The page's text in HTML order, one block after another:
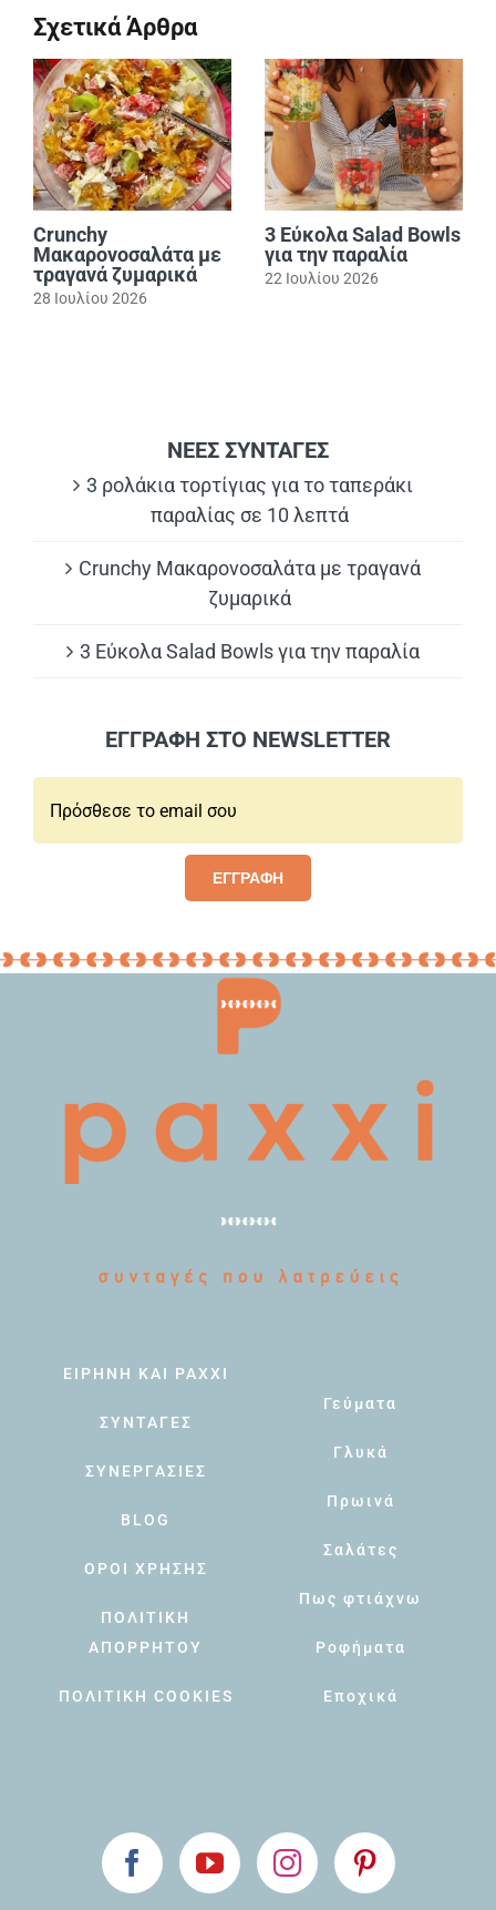
Σχετικά Άρθρα
Crunchy
Μακαρονοσαλάτα με
τραγανά ζυμαρικά
28 Ιουλίου 2026
3 Εύκολα Salad Bowls
για την παραλία
22 Ιουλίου 2026
ΝΕΕΣ ΣΥΝΤΑΓΕΣ
3 ρολάκια τορτίγιας για το ταπεράκι
παραλίας σε 10 λεπτά
Crunchy Μακαρονοσαλάτα με τραγανά
ζυμαρικά
3 Εύκολα Salad Bowls για την παραλία
ΕΓΓΡΑΦΗ ΣΤΟ NEWSLETTER
ΕΓΓΡΑΦΗ
ΕΙΡΗΝΗ ΚΑΙ PAXXI
ΣΥΝΤΑΓΕΣ
ΣΥΝΕΡΓΑΣΙΕΣ
BLOG
ΟΡΟΙ ΧΡΗΣΗΣ
ΠΟΛΙΤΙΚΗ
ΑΠΟΡΡΗΤΟΥ
ΠΟΛΙΤΙΚΗ COOKIES
Γεύματα
Γλυκά
Πρωινά
Σαλάτες
Πως φτιάχνω
Ροφήματα
Εποχικά